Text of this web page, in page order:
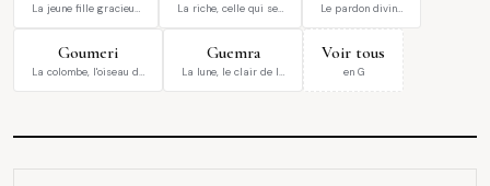
La jeune fille gracieu… La riche, celle qui se… Le pardon divin…
Goumeri
La colombe, l'oiseau d…
Guemra
La lune, le clair de l…
Voir tous
en G